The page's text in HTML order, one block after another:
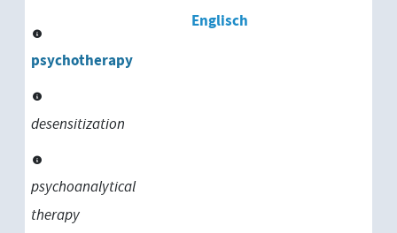
Englisch
psychotherapy
desensitization
psychoanalytical
therapy